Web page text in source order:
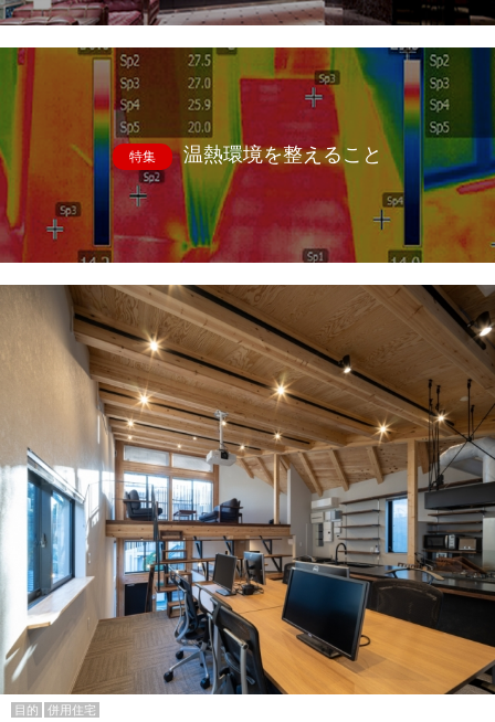
特集 温熱環境を整えること
目的 併用住宅